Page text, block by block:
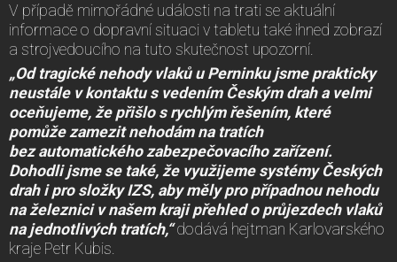
V případě mimořádné události na trati se aktuální
informace o dopravní situaci v tabletu také ihned zobrazí
a strojvedoucího na tuto skutečnost upozorní.
„Od tragické nehody vlaků u Perninku jsme prakticky
neustále v kontaktu s vedením Českým drah a velmi
oceňujeme, že přišlo s rychlým řešením, které
pomůže zamezit nehodám na tratích
bez automatického zabezpečovacího zařízení.
Dohodli jsme se také, že využijeme systémy Českých
drah i pro složky IZS, aby měly pro případnou nehodu
na železnici v našem kraji přehled o průjezdech vlaků
na jednotlivých tratích,“dodává hejtman Karlovarského
kraje Petr Kubis.